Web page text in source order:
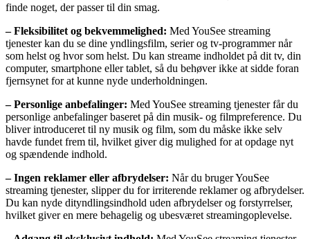
finde noget, der passer til din smag.
– Fleksibilitet og bekvemmelighed: Med YouSee streaming
tjenester kan du se dine yndlingsfilm, serier og tv-programmer når
som helst og hvor som helst. Du kan streame indholdet på dit tv, din
computer, smartphone eller tablet, så du behøver ikke at sidde foran
fjernsynet for at kunne nyde underholdningen.
– Personlige anbefalinger: Med YouSee streaming tjenester får du
personlige anbefalinger baseret på din musik- og filmpreference. Du
bliver introduceret til ny musik og film, som du måske ikke selv
havde fundet frem til, hvilket giver dig mulighed for at opdage nyt
og spændende indhold.
– Ingen reklamer eller afbrydelser: Når du bruger YouSee
streaming tjenester, slipper du for irriterende reklamer og afbrydelser.
Du kan nyde dityndlingsindhold uden afbrydelser og forstyrrelser,
hvilket giver en mere behagelig og ubesværet streamingoplevelse.